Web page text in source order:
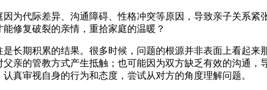
为代际差异、沟通障碍、性格冲突等原因，导致亲子关系
修复破裂的亲情，重拾家庭的温暖？
长期积累的结果。很多时候，问题的根源并非表面上看起
亲的管教方式产生抵触；也可能因为双方缺乏有效的沟通
真审视自身的行为和态度，尝试从对方的角度理解问题。